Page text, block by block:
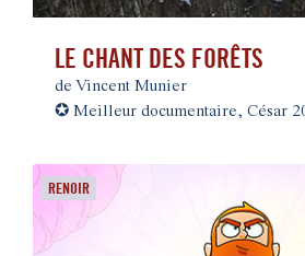
LE CHANT DES FORÊTS
de Vincent Munier
✪ Meilleur documentaire, César
RENOIR